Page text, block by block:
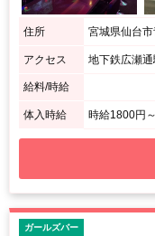
住所 宮城県仙台
アクセス
給料/時給
体入時給 時給1800円～
ガールズバー